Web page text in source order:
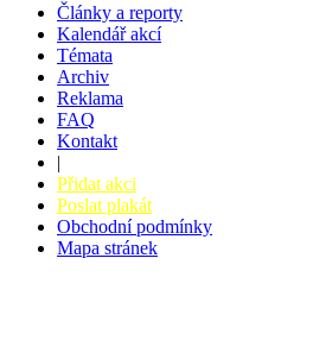
Články a reporty
Kalendář akcí
Témata
Archiv
Reklama
FAQ
Kontakt
|
Přidat akci
Poslat plakát
Obchodní podmínky
Mapa stránek